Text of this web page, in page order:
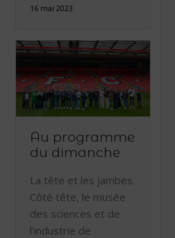
16 mai 2023
Au programme
du dimanche
La tête et les jambes.
Côté tête, le musée
des sciences et de
l’industrie de